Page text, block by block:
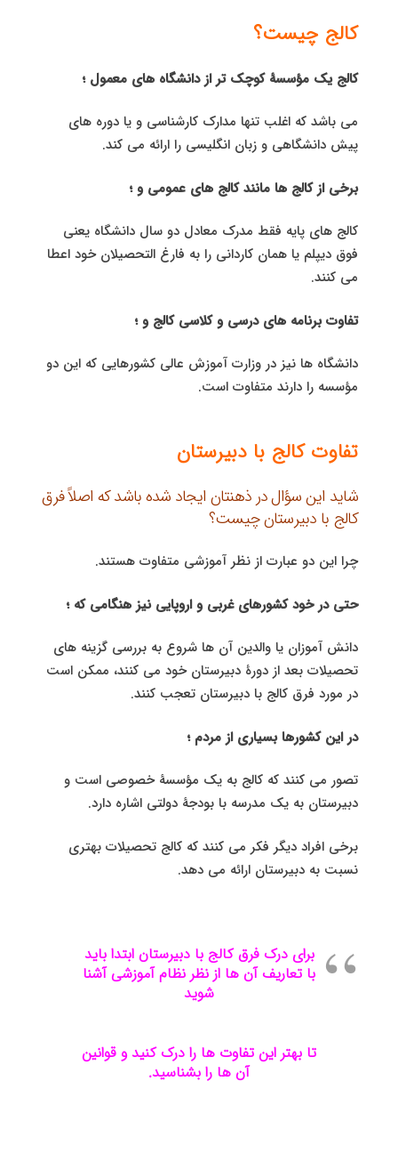
کالج چیست؟
کالج یک مؤسسۀ کوچک تر از دانشگاه های معمول ؛
می باشد که اغلب تنها مدارک کارشناسی و یا دوره های
پیش دانشگاهی و زبان انگلیسی را ارائه می کند.
برخی از کالج ها مانند کالج های عمومی و ؛
کالج های پایه فقط مدرک معادل دو سال دانشگاه یعنی
فوق دیپلم یا همان کاردانی را به فارغ التحصیلان خود اعطا
می کنند.
تفاوت برنامه های درسی و کلاسی کالج و ؛
دانشگاه ها نیز در وزارت آموزش عالی کشورهایی که این دو
مؤسسه را دارند متفاوت است.
تفاوت کالج با دبیرستان
شاید این سؤال در ذهنتان ایجاد شده باشد که اصلاً فرق
کالج با دبیرستان چیست؟
چرا این دو عبارت از نظر آموزشی متفاوت هستند.
حتی در خود کشورهای غربی و اروپایی نیز هنگامی که ؛
دانش آموزان یا والدین آن ها شروع به بررسی گزینه های
تحصیلات بعد از دورۀ دبیرستان خود می کنند، ممکن است
در مورد فرق کالج با دبیرستان تعجب کنند.
در این کشورها بسیاری از مردم ؛
تصور می کنند که کالج به یک مؤسسۀ خصوصی است و
دبیرستان به یک مدرسه با بودجۀ دولتی اشاره دارد.
برخی افراد دیگر فکر می کنند که کالج تحصیلات بهتری
نسبت به دبیرستان ارائه می دهد.
برای درک فرق کالج با دبیرستان ابتدا باید
با تعاریف آن ها از نظر نظام آموزشی آشنا
شوید
تا بهتر این تفاوت ها را درک کنید و قوانین
آن ها را بشناسید.